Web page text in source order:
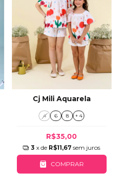
Cj Mili Aquarela
4 6 8 + 4
R$35,00
3 x de R$11,67 sem juros
COMPRAR